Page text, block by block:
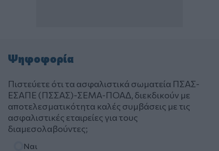
Ψηφοφορία
Πιστεύετε ότι τα ασφαλιστικά σωματεία ΠΣΑΣ-
ΕΣΑΠΕ (ΠΣΣΑΣ)-ΣΕΜΑ-ΠΟΑΔ, διεκδικούν με
αποτελεσματικότητα καλές συμβάσεις με τις
ασφαλιστικές εταιρείες για τους
διαμεσολαβούντες;
Ναι